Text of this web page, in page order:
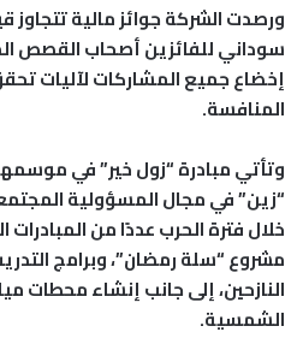
سوداني للفائزين أصحاب القصص
إخضاع جميع المشاركات لآليات
المنافسة.
وتأتي مبادرة “زول خير” في موسمها
“زين” في مجال المسؤولية
خلال فترة الحرب عددًا من
مشروع “سلة رمضان”، وبرامج
النازحين، إلى جانب إنشاء محطات
الشمسية.